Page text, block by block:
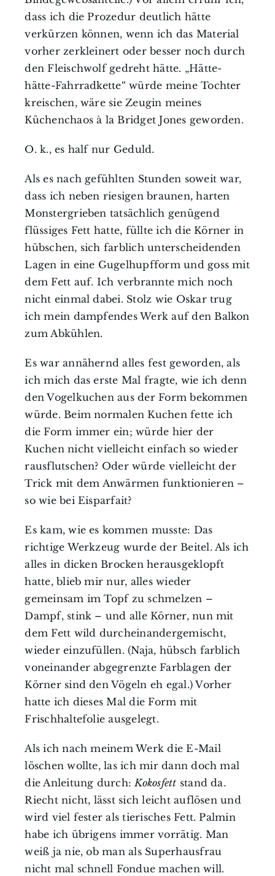
dass ich die Prozedur deutlich hätte
verkürzen können, wenn ich das Material
vorher zerkleinert oder besser noch durch
den Fleischwolf gedreht hätte. „Hätte-
hätte-Fahrradkette“ würde meine Tochter
kreischen, wäre sie Zeugin meines
Küchenchaos à la Bridget Jones geworden.
O. k., es half nur Geduld.
Als es nach gefühlten Stunden soweit war,
dass ich neben riesigen braunen, harten
Monstergrieben tatsächlich genügend
flüssiges Fett hatte, füllte ich die Körner in
hübschen, sich farblich unterscheidenden
Lagen in eine Gugelhupfform und goss mit
dem Fett auf. Ich verbrannte mich noch
nicht einmal dabei. Stolz wie Oskar trug
ich mein dampfendes Werk auf den Balkon
zum Abkühlen.
Es war annähernd alles fest geworden, als
ich mich das erste Mal fragte, wie ich denn
den Vogelkuchen aus der Form bekommen
würde. Beim normalen Kuchen fette ich
die Form immer ein; würde hier der
Kuchen nicht vielleicht einfach so wieder
rausflutschen? Oder würde vielleicht der
Trick mit dem Anwärmen funktionieren –
so wie bei Eisparfait?
Es kam, wie es kommen musste: Das
richtige Werkzeug wurde der Beitel. Als ich
alles in dicken Brocken herausgeklopft
hatte, blieb mir nur, alles wieder
gemeinsam im Topf zu schmelzen –
Dampf, stink – und alle Körner, nun mit
dem Fett wild durcheinandergemischt,
wieder einzufüllen. (Naja, hübsch farblich
voneinander abgegrenzte Farblagen der
Körner sind den Vögeln eh egal.) Vorher
hatte ich dieses Mal die Form mit
Frischhaltefolie ausgelegt.
Als ich nach meinem Werk die E-Mail
löschen wollte, las ich mir dann doch mal
die Anleitung durch: Kokosfett stand da.
Riecht nicht, lässt sich leicht auflösen und
wird viel fester als tierisches Fett. Palmin
habe ich übrigens immer vorrätig. Man
weiß ja nie, ob man als Superhausfrau
nicht mal schnell Fondue machen will.